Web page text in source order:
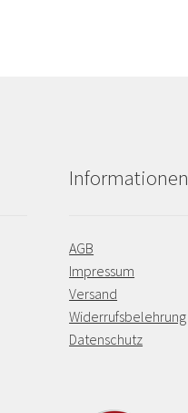
Informationen
AGB
Impressum
Versand
Widerrufsbelehrung
Datenschutz